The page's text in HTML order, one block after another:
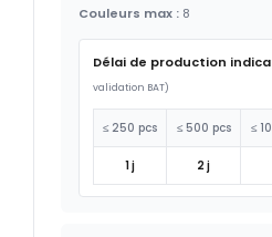
Couleurs max : 8
Délai de production
validation BAT)
≤ 250 pcs ≤ 500 pcs ≤
1 j 2 j